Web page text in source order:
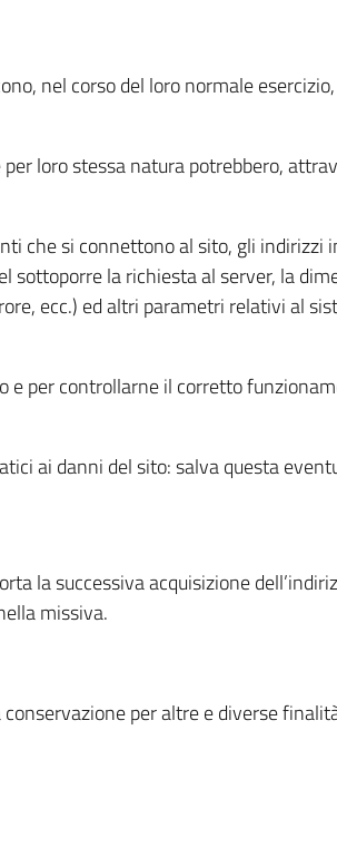
nel corso del loro normale
loro stessa natura potrebbero,
che si connettono al sito, gli indirizzi
sottoporre la richiesta al server, la
ecc.) ed altri parametri relativi al
e per controllarne il corretto
ai danni del sito: salva questa
la successiva acquisizione
missiva.
per altre e diverse